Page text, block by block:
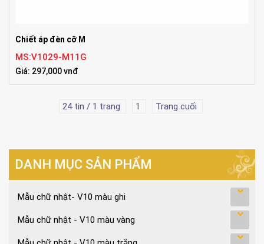
Chiết áp đèn cỡ M
MS:V1029-M11G
Giá: 297,000 vnđ
24 tin / 1 trang 1 Trang cuối
DANH MỤC SẢN PHẨM
Mẫu chữ nhật- V10 màu ghi
Mẫu chữ nhật - V10 màu vàng